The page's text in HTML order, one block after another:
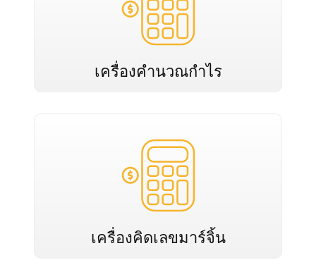
เครื่องคำนวณกำไร
เครื่องคิดเลขมาร์จิ้น